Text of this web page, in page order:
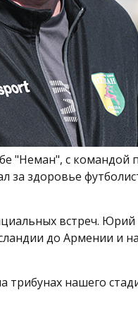
"Неман", с
за здоровье
встреч.
до Армении и
трибунах нашего